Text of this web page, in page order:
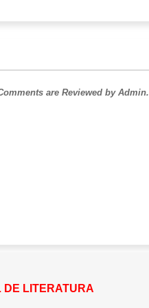
are Reviewed by Admin.
DE LITERATURA